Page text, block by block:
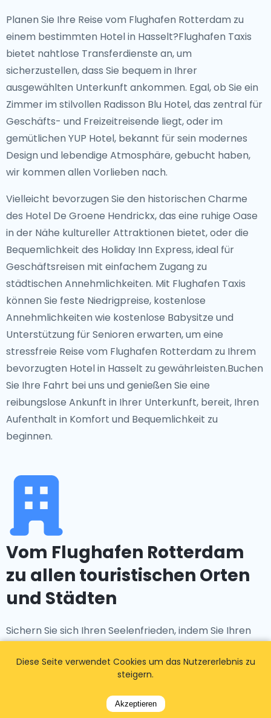
Planen Sie Ihre Reise vom Flughafen Rotterdam zu
einem bestimmten Hotel in Hasselt?Flughafen Taxis
bietet nahtlose Transferdienste an, um
sicherzustellen, dass Sie bequem in Ihrer
ausgewählten Unterkunft ankommen. Egal, ob Sie ein
Zimmer im stilvollen Radisson Blu Hotel, das zentral für
Geschäfts- und Freizeitreisende liegt, oder im
gemütlichen YUP Hotel, bekannt für sein modernes
Design und lebendige Atmosphäre, gebucht haben,
wir kommen allen Vorlieben nach.
Vielleicht bevorzugen Sie den historischen Charme
des Hotel De Groene Hendrickx, das eine ruhige Oase
in der Nähe kultureller Attraktionen bietet, oder die
Bequemlichkeit des Holiday Inn Express, ideal für
Geschäftsreisen mit einfachem Zugang zu
städtischen Annehmlichkeiten. Mit Flughafen Taxis
können Sie feste Niedrigpreise, kostenlose
Annehmlichkeiten wie kostenlose Babysitze und
Unterstützung für Senioren erwarten, um eine
stressfreie Reise vom Flughafen Rotterdam zu Ihrem
bevorzugten Hotel in Hasselt zu gewährleisten.Buchen
Sie Ihre Fahrt bei uns und genießen Sie eine
reibungslose Ankunft in Ihrer Unterkunft, bereit, Ihren
Aufenthalt in Komfort und Bequemlichkeit zu
beginnen.
Vom Flughafen Rotterdam
zu allen touristischen Orten
und Städten
Sichern Sie sich Ihren Seelenfrieden, indem Sie Ihren
Airport Taxis buchen. Wir garantieren rechtzeitige
Abholungen, die auf Ihren Flugplan abgestimmt sind,
und überwachen sogar Verzögerungen, um
Diese Seite verwendet Cookies um das Nutzererlebnis zu
steigern.
Akzeptieren